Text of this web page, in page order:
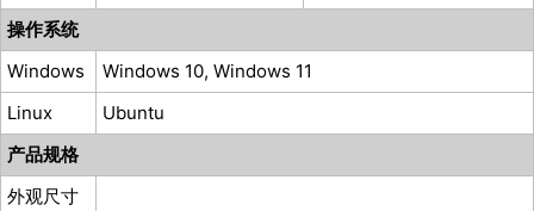
操作系统
Windows
Windows 10, Windows 11
Linux
Ubuntu
产品规格
外观尺寸